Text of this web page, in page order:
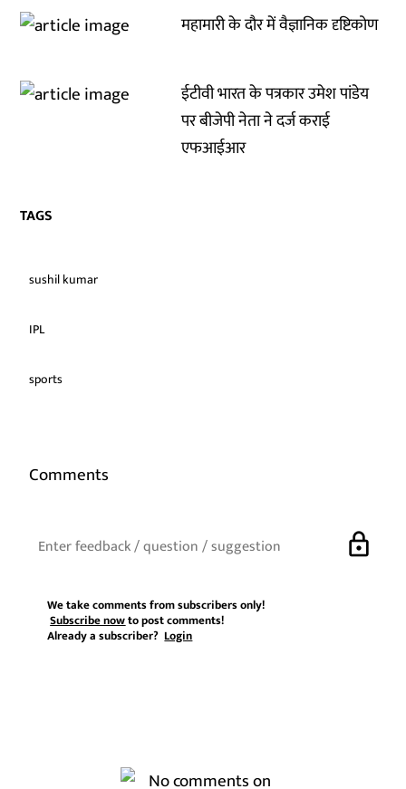
महामारी के दौर में वैज्ञानिक दृष्टिकोण
ईटीवी भारत के पत्रकार उमेश पांडेय
पर बीजेपी नेता ने दर्ज कराई
एफआईआर
TAGS
sushil kumar
IPL
sports
Comments
lock
We take comments from subscribers only!
Subscribe nowto post comments!
Already a subscriber?Login